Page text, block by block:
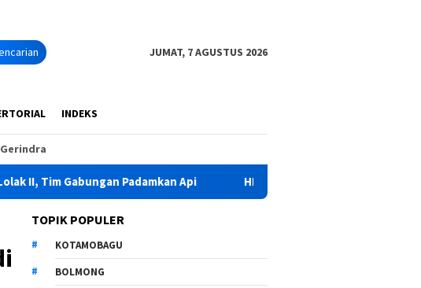
JUMAT, 7 AGUSTUS 2026
INDEKS
Gerindra
Padamkan Api HKG PKK Ke-54, Bupati Yusra Instruksikan
TOPIK POPULER
KOTAMOBAGU
BOLMONG